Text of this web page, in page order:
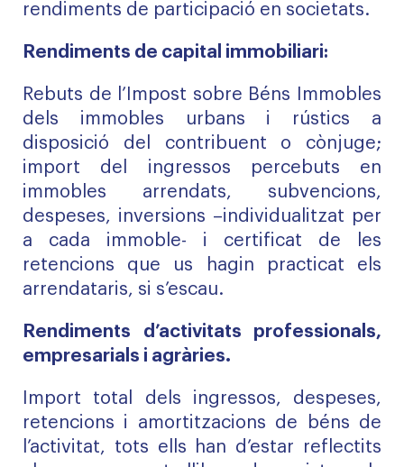
rendiments de participació en societats.
Rendiments de capital immobiliari:
Rebuts de l’Impost sobre Béns Immobles
dels immobles urbans i rústics a
disposició del contribuent o cònjuge;
import del ingressos percebuts en
immobles arrendats, subvencions,
despeses, inversions –individualitzat per
a cada immoble- i certificat de les
retencions que us hagin practicat els
arrendataris, si s’escau.
Rendiments d’activitats professionals,
empresarials i agràries.
Import total dels ingressos, despeses,
retencions i amortitzacions de béns de
l’activitat, tots ells han d’estar reflectits